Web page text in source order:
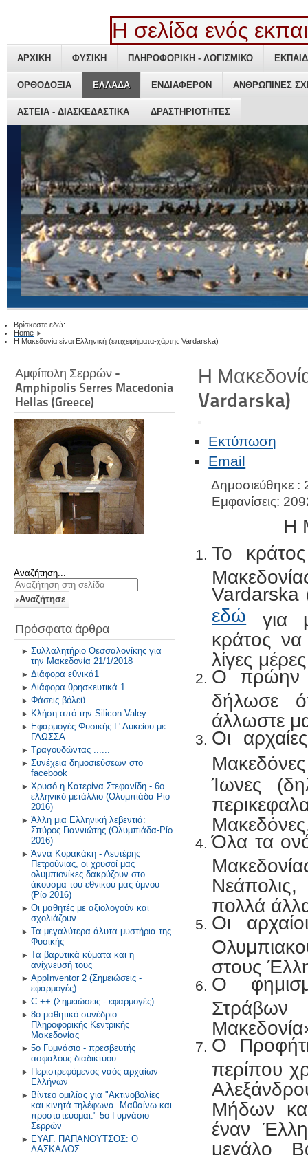
ΑΡΧΙΚΗ ΦΥΣΙΚΗ ΠΛΗΡΟΦΟΡΙΚΗ - ΛΟΓΙΣΜΙΚΟ
ΟΡΘΟΔΟΞΙΑ ΕΛΛΑΔΑ ΕΝΔΙΑΦΕΡΟΝ ΑΝΘΡΩΠΙΝΕΣ
ΑΣΤΕΙΑ - ΔΙΑΣΚΕΔΑΣΤΙΚΑ ΔΡΑΣΤΗΡΙΟΤΗΤΕΣ
ΑΡΧΙΚΗ ΦΥΣΙΚΗ ΠΛΗΡΟΦΟΡΙΚΗ - ΛΟΓΙΣΜΙΚΟ
ΟΡΘΟΔΟΞΙΑ ΕΛΛΑΔΑ ΕΝΔΙΑΦΕΡΟΝ ΑΝΘΡΩΠΙΝΕΣ
ΑΣΤΕΙΑ - ΔΙΑΣΚΕΔΑΣΤΙΚΑ ΔΡΑΣΤΗΡΙΟΤΗΤΕΣ
Η σελίδα ενός
Βρίσκεστε εδώ:
Home
Η Μακεδονία είναι Ελληνική (επιχειρήματα-χάρτης Vardarska)
Αμφίπολη Σερρών -
Amphipolis Serres Macedonia
Hellas (Greece)
Αναζήτηση...
Αναζήτησε
Πρόσφατα άρθρα
Συλλαλητήριο Θεσσαλονίκης για
την Μακεδονία 21/1/2018
Διάφορα εθνικά1
Διάφορα θρησκευτικά 1
Φάσεις βόλεϋ
Κλήση από την Silicon Valey
Εφαρμογές Φυσικής Γ' Λυκείου με
ΓΛΩΣΣΑ
Τραγουδώντας ......
Συνέχεια δημοσιεύσεων στο
facebook
Χρυσό η Κατερίνα Στεφανίδη - 6ο
ελληνικό μετάλλιο (Ολυμπιάδα Ρίο
2016)
Άλλη μια Ελληνική λεβεντιά:
Σπύρος Γιαννιώτης (Ολυμπιάδα-Ρίο
2016)
Άννα Κορακάκη - Λευτέρης
Πετρούνιας, οι χρυσοί μας
ολυμπιονίκες δακρύζουν στο
άκουσμα του εθνικού μας ύμνου
(Ρίο 2016)
Οι μαθητές με αξιολογούν και
σχολιάζουν
Τα μεγαλύτερα άλυτα μυστήρια της
Φυσικής
Τα βαρυτικά κύματα και η
ανίχνευσή τους
AppInventor 2 (Σημειώσεις -
εφαρμογές)
C ++ (Σημειώσεις - εφαρμογές)
8ο μαθητικό συνέδριο
Πληροφορικής Κεντρικής
Μακεδονίας
5ο Γυμνάσιο - πρεσβευτής
ασφαλούς διαδικτύου
Περιστρεφόμενος ναός αρχαίων
Ελλήνων
Βίντεο ομιλίας για "Ακτινοβολίες
και κινητά τηλέφωνα. Μαθαίνω και
προστατεύομαι." 5ο Γυμνάσιο
Σερρών
ΕΥΑΓ. ΠΑΠΑΝΟΥΤΣΟΣ: O
ΔΑΣΚΑΛΟΣ ...
Η
Vardarska)
Εκτύπωση
Email
Δημοσιεύθηκε
Εμφανίσεις:
Η
Το
Vardarska
εδώ για
κράτος να
λίγες
Ο πρώην
δήλωσε
άλλωστε
Οι
Ίωνες
Όλα τα
πολλά
Οι
στους
Ο
Στράβων
Ο
περίπου
Μήδων
έναν
μεγάλο